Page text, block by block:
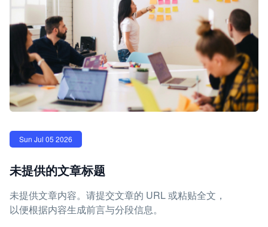
Sun Jul 05 2026
未提供的文章标题
未提供文章内容。请提交文章的 URL 或粘贴全文，
以便根据内容生成前言与分段信息。